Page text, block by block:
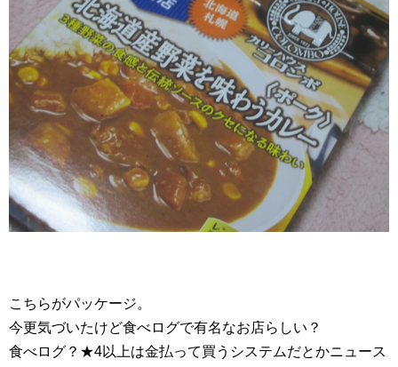
こちらがパッケージ。
今更気づいたけど食べログで有名なお店らしい？
食べログ？★4以上は金払って買うシステムだとかニュース